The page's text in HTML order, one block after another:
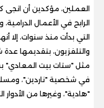
العملين، مؤكدين أن
الرابح في الأعمال
التي بدأت منذ سنوات، إلا
والتلفزيون، بتقديمها
مثل "ستات بيت المعادي"
في شخصية "ناردين"،
"هادية"، وغيرها من الأدوار